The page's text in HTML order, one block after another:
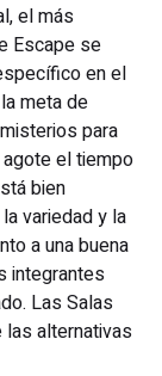
el más
Escape se
en el
meta de
para
el tiempo
bien
variedad y la
a una buena
integrantes
Las Salas
las alternativas